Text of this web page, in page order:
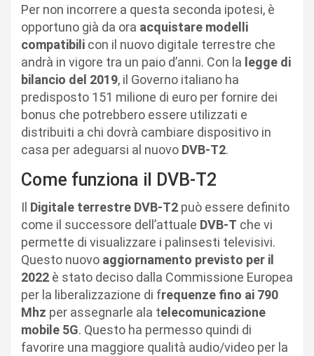
Per non incorrere a questa seconda ipotesi, è
opportuno già da ora acquistare modelli
compatibili con il nuovo digitale terrestre che
andrà in vigore tra un paio d’anni. Con la legge di
bilancio del 2019, il Governo italiano ha
predisposto 151 milione di euro per fornire dei
bonus che potrebbero essere utilizzati e
distribuiti a chi dovrà cambiare dispositivo in
casa per adeguarsi al nuovo DVB-T2.
Come funziona il DVB-T2
Il Digitale terrestre DVB-T2 può essere definito
come il successore dell’attuale DVB-T che vi
permette di visualizzare i palinsesti televisivi.
Questo nuovo aggiornamento previsto per il
2022 è stato deciso dalla Commissione Europea
per la liberalizzazione di frequenze fino ai 790
Mhz per assegnarle ala telecomunicazione
mobile 5G. Questo ha permesso quindi di
favorire una maggiore qualità audio/video per la